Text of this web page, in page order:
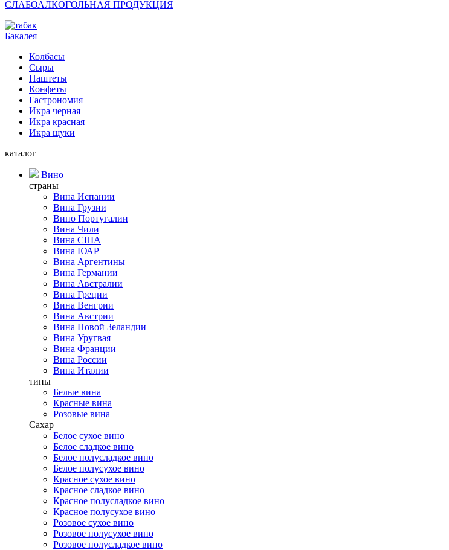
СЛАБОАЛКОГОЛЬНАЯ ПРОДУКЦИЯ
Бакалея
Колбасы
Сыры
Паштеты
Конфеты
Гастрономия
Икра черная
Икра красная
Икра щуки
каталог
Вино
страны
Вина Испании
Вина Грузии
Вино Португалии
Вина Чили
Вина США
Вина ЮАР
Вина Аргентины
Вина Германии
Вина Австралии
Вина Греции
Вина Венгрии
Вина Австрии
Вина Новой Зеландии
Вина Уругвая
Вина Франции
Вина России
Вина Италии
типы
Белые вина
Красные вина
Розовые вина
Сахар
Белое сухое вино
Белое сладкое вино
Белое полусладкое вино
Белое полусухое вино
Красное сухое вино
Красное сладкое вино
Красное полусладкое вино
Красное полусухое вино
Розовое сухое вино
Розовое полусухое вино
Розовое полусладкое вино